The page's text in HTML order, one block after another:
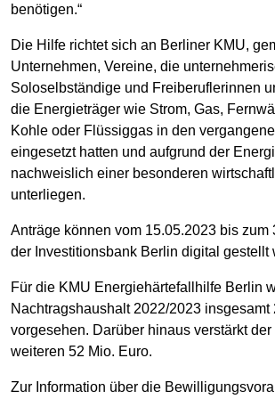
benötigen.“
Die Hilfe richtet sich an Berliner KMU,
Unternehmen, Vereine, die
Soloselbständige und Freiberuflerinnen
die Energieträger wie Strom, Gas,
Kohle oder Flüssiggas in den
eingesetzt hatten und aufgrund der
nachweislich einer besonderen
unterliegen.
Anträge können vom 15.05.2023 bis zum
der Investitionsbank Berlin digital gestellt
Für die KMU Energiehärtefallhilfe Berlin
Nachtragshaushalt 2022/2023 insgesamt
vorgesehen. Darüber hinaus verstärkt
weiteren 52 Mio. Euro.
Zur Information über die